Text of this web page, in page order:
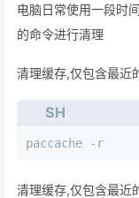
电脑日常使用一段时
的命令进行清理
清理缓存,仅包含最近
SH
paccache -r
清理缓存,仅包含最近